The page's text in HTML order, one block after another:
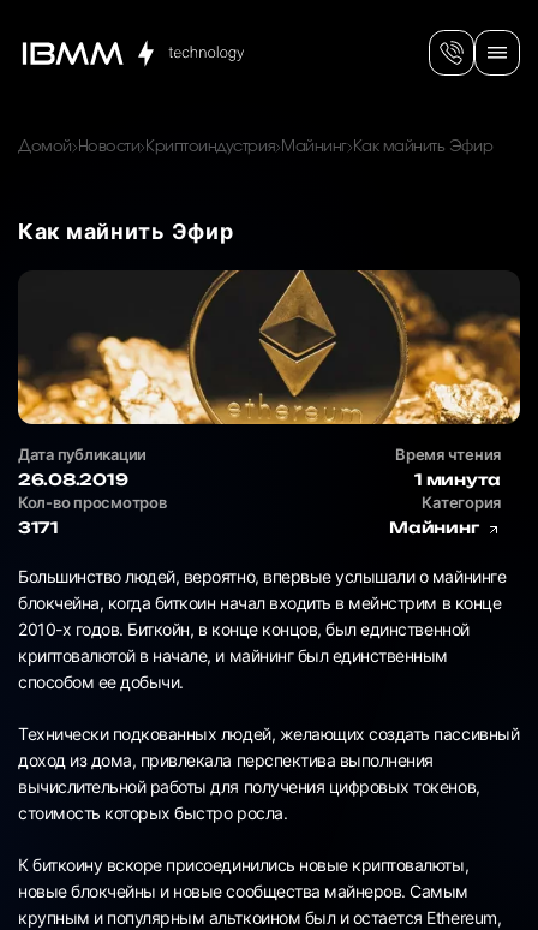
Домой Новости Криптоиндустрия Майнинг Как майнить Эфир
Как майнить Эфир
Дата публикации
26.08.2019
Время чтения
1 минута
Кол-во просмотров
3171
Категория
Майнинг
Большинство людей, вероятно, впервые услышали о майнинге
блокчейна, когда биткоин начал входить в мейнстрим в конце
2010-х годов. Биткойн, в конце концов, был единственной
криптовалютой в начале, и майнинг был единственным
способом ее добычи.
Технически подкованных людей, желающих создать пассивный
доход из дома, привлекала перспектива выполнения
вычислительной работы для получения цифровых токенов,
стоимость которых быстро росла.
К биткоину вскоре присоединились новые криптовалюты,
новые блокчейны и новые сообщества майнеров. Самым
крупным и популярным альткоином был и остается Ethereum,